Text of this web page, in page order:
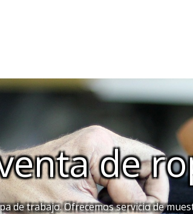
de
de trabajo. Ofrecemos servicio de